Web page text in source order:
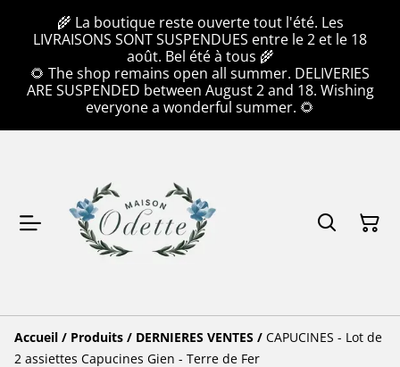
🌾 La boutique reste ouverte tout l'été. Les
LIVRAISONS SONT SUSPENDUES entre le 2 et le 18
août. Bel été à tous 🌾
🌻 The shop remains open all summer. DELIVERIES
ARE SUSPENDED between August 2 and 18. Wishing
everyone a wonderful summer. 🌻
Accueil / Produits / DERNIERES VENTES / CAPUCINES - Lot de
2 assiettes Capucines Gien - Terre de Fer